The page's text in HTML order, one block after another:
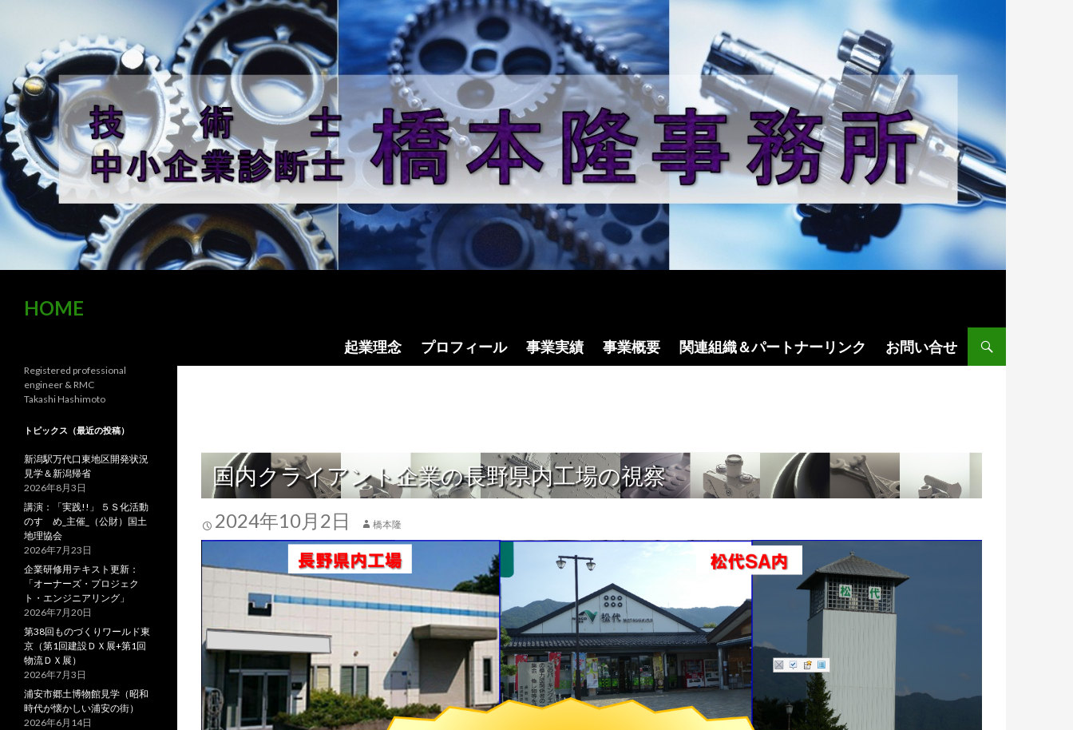
HOME
起業理念 プロフィール 事業実績 事業概要 関連組織＆パートナーリンク お問い合せ
国内クライアント企業の長野県内工場の視察
2024年10月2日 橋本隆
Registered professional
engineer & RMC
Takashi Hashimoto
トピックス（最近の投稿）
新潟駅万代口東地区開発状況
見学＆新潟帰省
2026年8月3日
講演：「実践!!」 ５Ｓ化活動
のすゝめ_主催_（公財）国土
地理協会
2026年7月23日
企業研修用テキスト更新：
「オーナーズ・プロジェク
ト・エンジニアリング」
2026年7月20日
第38回ものづくりワールド東
京（第1回建設ＤＸ展+第1回
物流ＤＸ展）
2026年7月3日
浦安市郷土博物館見学（昭和
時代が懐かしい浦安の街）
2026年6月14日